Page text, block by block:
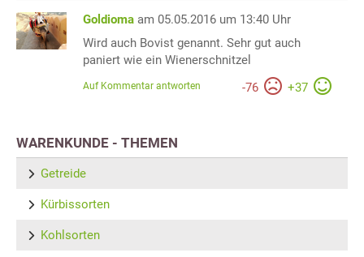
Goldioma am 05.05.2016 um 13:40 Uhr
Wird auch Bovist genannt. Sehr gut auch
paniert wie ein Wienerschnitzel
-76 +37
Auf Kommentar antworten
WARENKUNDE - THEMEN
Getreide
Kürbissorten
Kohlsorten